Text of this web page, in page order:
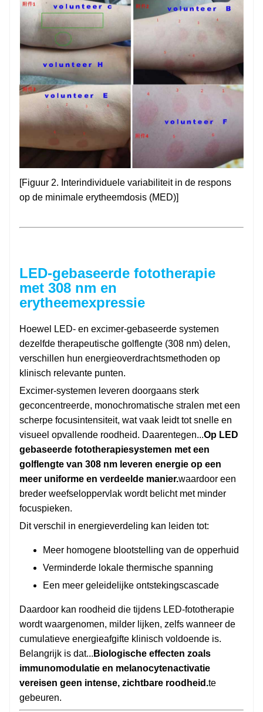
[Figuur 2. Interindividuele variabiliteit in de respons
op de minimale erytheemdosis (MED)]
LED-gebaseerde fototherapie
met 308 nm en
erytheemexpressie
Hoewel LED- en excimer-gebaseerde systemen
dezelfde therapeutische golflengte (308 nm) delen,
verschillen hun energieoverdrachtsmethoden op
klinisch relevante punten.
Excimer-systemen leveren doorgaans sterk
geconcentreerde, monochromatische stralen met een
scherpe focusintensiteit, wat vaak leidt tot snelle en
visueel opvallende roodheid. Daarentegen...Op LED
gebaseerde fototherapiesystemen met een
golflengte van 308 nm leveren energie op een
meer uniforme en verdeelde manier.waardoor een
breder weefseloppervlak wordt belicht met minder
focuspieken.
Dit verschil in energieverdeling kan leiden tot:
Meer homogene blootstelling van de opperhuid
Verminderde lokale thermische spanning
Een meer geleidelijke ontstekingscascade
Daardoor kan roodheid die tijdens LED-fototherapie
wordt waargenomen, milder lijken, zelfs wanneer de
cumulatieve energieafgifte klinisch voldoende is.
Belangrijk is dat... Biologische effecten zoals
immunomodulatie en melanocytenactivatie
vereisen geen intense, zichtbare roodheid.te
gebeuren.